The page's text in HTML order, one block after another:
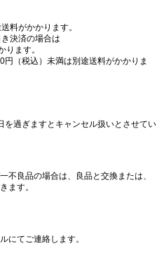
料がかかります。
決済の場合は
ります。
（税込）未満は別途送料がかかりま
過ぎますとキャンセル扱いとさせてい
不良品の場合は、良品と交換または、
ます。
にてご連絡します。